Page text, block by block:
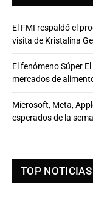
El FMI respaldó el
visita de Kristalina
El fenómeno Súper
mercados de
Microsoft, Meta,
esperados de la
TOP NOTICIAS